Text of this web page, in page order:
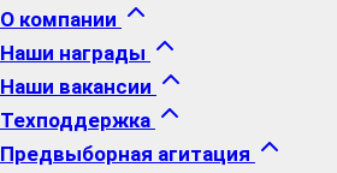
О компании
Наши награды
Наши вакансии
Техподдержка
Предвыборная агитация